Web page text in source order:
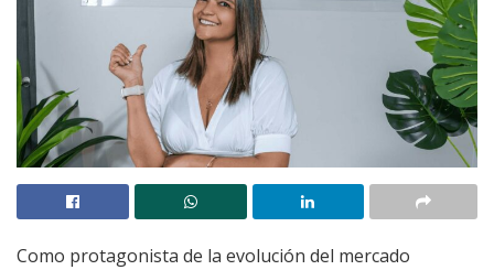
Como protagonista de la evolución del mercado